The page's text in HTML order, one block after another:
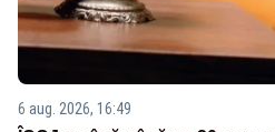
6 aug. 2026, 16:49